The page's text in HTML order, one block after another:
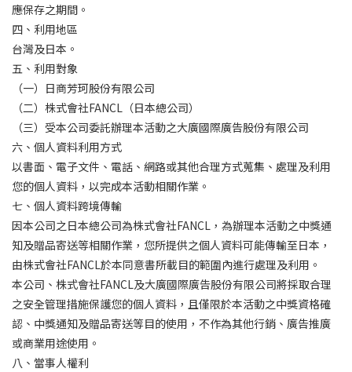
應保存之期間。
四、利用地區
台灣及日本。
五、利用對象
（一）日商芳珂股份有限公司
（二）株式會社FANCL（日本總公司）
（三）受本公司委託辦理本活動之大廣國際廣告股份有限公司
六、個人資料利用方式
以書面、電子文件、電話、網路或其他合理方式蒐集、處理及利用
您的個人資料，以完成本活動相關作業。
七、個人資料跨境傳輸
因本公司之日本總公司為株式會社FANCL，為辦理本活動之中獎通
知及贈品寄送等相關作業，您所提供之個人資料可能傳輸至日本，
由株式會社FANCL於本同意書所載目的範圍內進行處理及利用。
本公司、株式會社FANCL及大廣國際廣告股份有限公司將採取合理
之安全管理措施保護您的個人資料，且僅限於本活動之中獎資格確
認、中獎通知及贈品寄送等目的使用，不作為其他行銷、廣告推廣
或商業用途使用。
八、當事人權利